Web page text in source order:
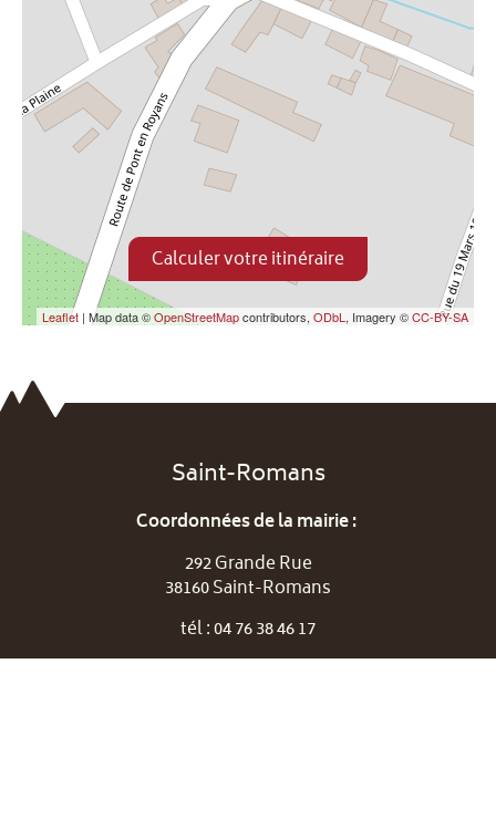
Leaflet | Map data ©OpenStreetMapcontributors, ODbL , Imagery ©CC-BY-SA
Calculer votre itinéraire
Saint-Romans
Coordonnées de la mairie :
292 Grande Rue
38160 Saint-Romans
tél : 04 76 38 46 17